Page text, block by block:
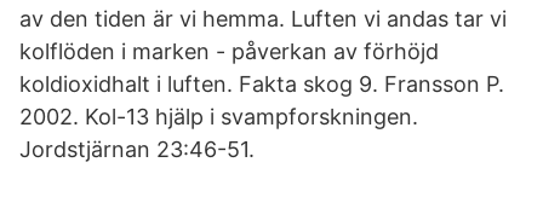
av den tiden är vi hemma. Luften vi andas tar vi
kolflöden i marken - påverkan av förhöjd
koldioxidhalt i luften. Fakta skog 9. Fransson P.
2002. Kol-13 hjälp i svampforskningen.
Jordstjärnan 23:46-51.